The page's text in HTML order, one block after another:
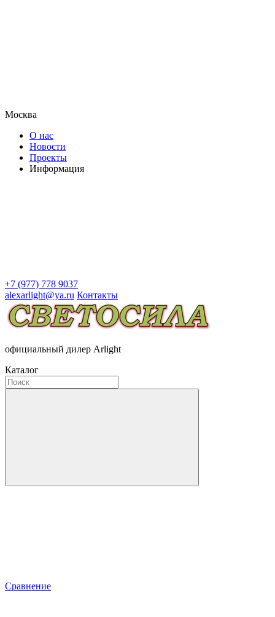
Москва
О нас
Новости
Проекты
Информация
+7 (977) 778 9037
alexarlight@ya.ru Контакты
официальный дилер Arlight
Каталог
Сравнение